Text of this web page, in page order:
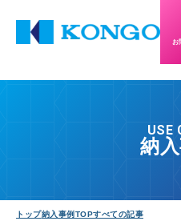
お
USE
納
トップ納入事例TOPすべての記事